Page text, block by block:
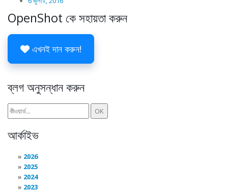
OpenShot কে সহায়তা করুন
এখনই দান করুন!
ব্লগ অনুসন্ধান করুন
আর্কাইভ
2026
2025
2024
2023